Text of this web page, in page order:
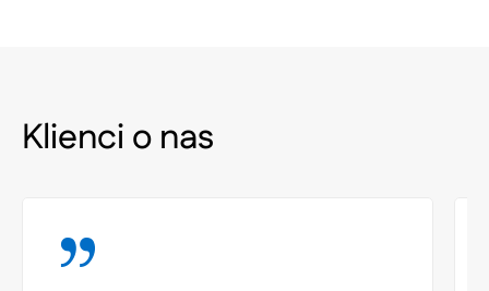
Klienci o nas